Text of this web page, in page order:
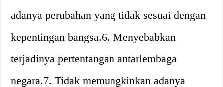
adanya perubahan yang tidak sesuai dengan
kepentingan bangsa.6. Menyebabkan
terjadinya pertentangan antarlembaga
negara.7. Tidak memungkinkan adanya